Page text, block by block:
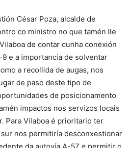
César Poza, alcalde de
co ministro no que tamén lle
de contar cunha conexión
e a importancia de solventar
a recollida de augas, nos
de paso deste tipo de
de posicionamento
impactos nos servizos locais
Para Vilaboa é prioritario ter
nos permitiría desconxestionar